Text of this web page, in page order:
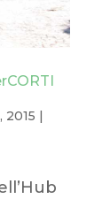
2015 |